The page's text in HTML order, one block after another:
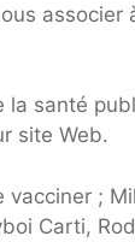
associer
la santé
site Web.
;
Carti,